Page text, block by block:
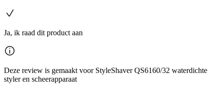
Ja, ik raad dit product aan
Deze review is gemaakt voor StyleShaver QS6160/32 waterdichte
styler en scheerapparaat